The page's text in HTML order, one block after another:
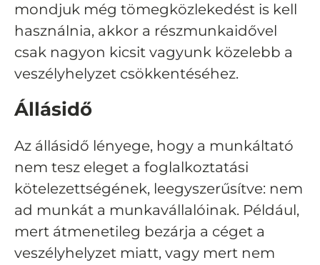
mondjuk még tömegközlekedést is kell
használnia, akkor a részmunkaidővel
csak nagyon kicsit vagyunk közelebb a
veszélyhelyzet csökkentéséhez.
Állásidő
Az állásidő lényege, hogy a munkáltató
nem tesz eleget a foglalkoztatási
kötelezettségének, leegyszerűsítve: nem
ad munkát a munkavállalóinak. Például,
mert átmenetileg bezárja a céget a
veszélyhelyzet miatt, vagy mert nem